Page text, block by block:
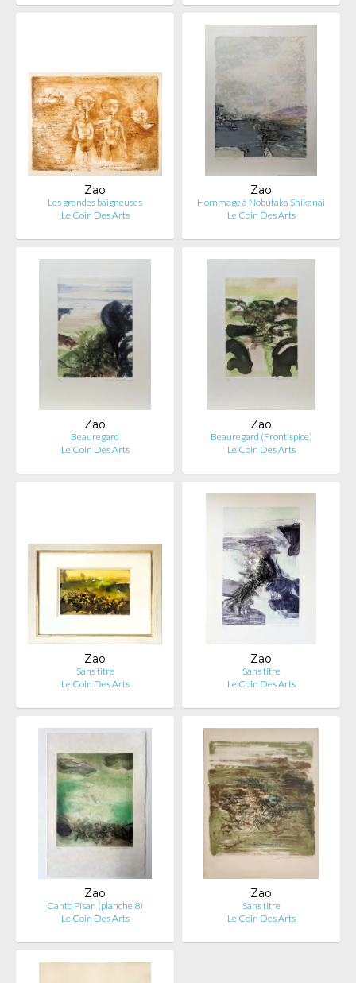
Zao
Les grandes baigneuses
Le Coin Des Arts
Zao
Hommage à Nobutaka Shikanai
Le Coin Des Arts
Zao
Beauregard
Le Coin Des Arts
Zao
Beauregard (Frontispice)
Le Coin Des Arts
Zao
Sans titre
Le Coin Des Arts
Zao
Sans titre
Le Coin Des Arts
Zao
Canto Pisan (planche 8)
Le Coin Des Arts
Zao
Sans titre
Le Coin Des Arts